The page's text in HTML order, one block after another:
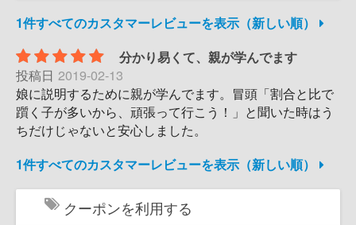
1件すべてのカスタマーレビューを表示（新しい順）
分かり易くて、親が学んでます
投稿日 2019-02-13
娘に説明するために親が学んでます。冒頭「割合と比で
躓く子が多いから、頑張って行こう！」と聞いた時はう
ちだけじゃないと安心しました。
1件すべてのカスタマーレビューを表示（新しい順）
クーポンを利用する